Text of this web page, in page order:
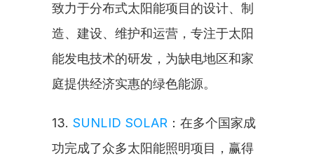
致力于分布式太阳能项目的设计、制
造、建设、维护和运营，专注于太阳
能发电技术的研发，为缺电地区和家
庭提供经济实惠的绿色能源。
13. SUNLID SOLAR ：在多个国家成
功完成了众多太阳能照明项目，赢得